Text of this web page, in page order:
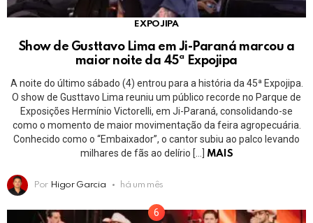
EXPOJIPA
Show de Gusttavo Lima em Ji-Paraná marcou a
maior noite da 45ª Expojipa
A noite do último sábado (4) entrou para a história da 45ª Expojipa.
O show de Gusttavo Lima reuniu um público recorde no Parque de
Exposições Hermínio Victorelli, em Ji-Paraná, consolidando-se
como o momento de maior movimentação da feira agropecuária.
Conhecido como o “Embaixador”, o cantor subiu ao palco levando
milhares de fãs ao delírio […] MAIS
Por Higor Garcia há um mês